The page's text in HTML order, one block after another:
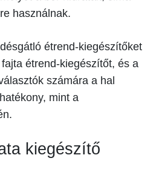
használnak.
étrend-kiegészítőket
étrend-kiegészítőt, és a
számára a hal
mint a
kiegészítő